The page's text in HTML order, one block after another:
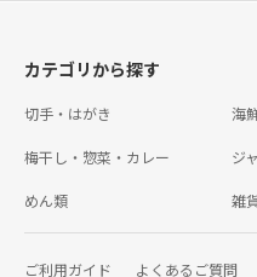
カテゴリから探す
切手・はがき 海
梅干し・惣菜・カレー ジ
めん類 雑
ご利用ガイド よくあるご質問